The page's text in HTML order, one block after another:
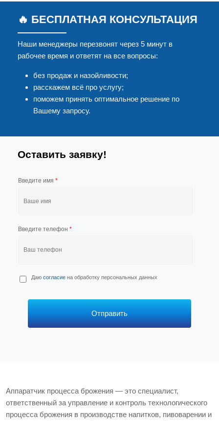
🔥 БЕСПЛАТНАЯ КОНСУЛЬТАЦИЯ
Наши менеджеры перезвонят через 5 минут в
рабочее время и ответят на все вопросы:
без продаж и назойливости;
расскажем всё про услугу;
поможем принять оптимальное решение по
Вашему запросу.
Оставить заявку!
Введите имя *
Введите телефон *
П
е
Даю согласиена обработку персональных данных
Отправить
Аппаратчик процесса брожения — это специалист,
ответственный за управление и контроль технологического
процесса брожения в производстве напитков, пивоварении и